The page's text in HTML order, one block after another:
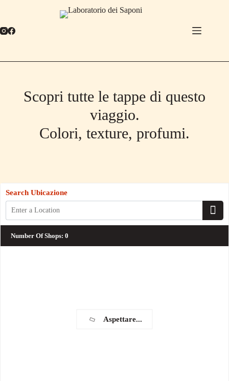
Scopri tutte le tappe di questo
viaggio.
Colori, texture, profumi.
Aspettare...
Search Ubicazione
Number Of Shops: 0